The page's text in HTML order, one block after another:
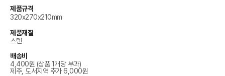
제품규격
320x270x210mm
제품재질
스텐
배송비
4,400원 (상품 1개당 부과)
제주, 도서지역 추가 6,000원